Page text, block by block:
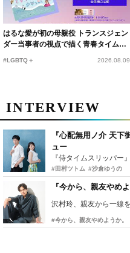
はるな愛が初の母親役 トランスジェン
ダー当事者の視点で描く青春タイムス
#LGBTQ＋ 2026.08.09
INTERVIEW
『心配無用ノ介 天
ュー
#田村ツトム #沙倉ゆうの
『今から、親友やめ
沢村玲、親友から一線
#今から、親友やめようか。